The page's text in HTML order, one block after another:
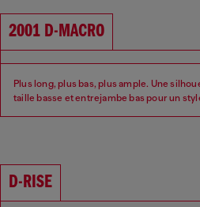
2001 D-MACRO
Plus long, plus bas, plus ample. Une
taille basse et entrejambe bas pour un
Taille : Basse
D-RISE